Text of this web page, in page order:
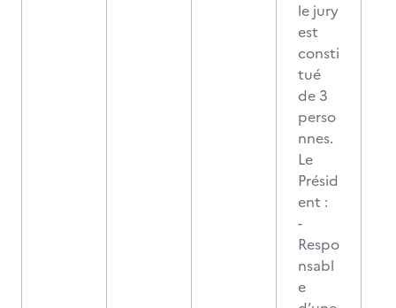
le jury
est
consti
tué
de 3
perso
nnes.
Le
Présid
ent :
-
Respo
nsabl
e